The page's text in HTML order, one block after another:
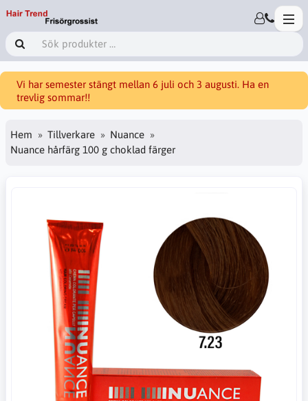
Vi har semester stängt mellan 6 juli och 3 augusti. Ha en
trevlig sommar!!
Hem Tillverkare
Nuance
Nuance hårfärg 100 g choklad färger